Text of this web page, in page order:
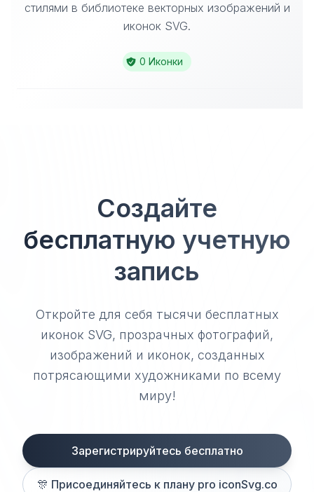
стилями в библиотеке векторных изображений и
иконок SVG.
0 Иконки
Создайте
бесплатную учетную
запись
Откройте для себя тысячи бесплатных
иконок SVG, прозрачных фотографий,
изображений и иконок, созданных
потрясающими художниками по всему
миру!
Зарегистрируйтесь бесплатно
🎊 Присоединяйтесь к плану pro iconSvg.co